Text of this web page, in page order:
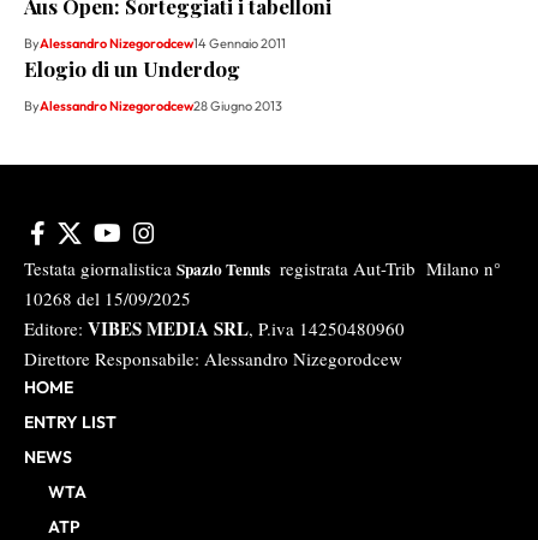
Aus Open: Sorteggiati i tabelloni
ByAlessandro Nizegorodcew14 Gennaio 2011
Elogio di un Underdog
ByAlessandro Nizegorodcew28 Giugno 2013
Testata giornalistica Spazio Tennis registrata Aut-Trib Milano n°
10268 del 15/09/2025
Editore: VIBES MEDIA SRL, P.iva 14250480960
Direttore Responsabile: Alessandro Nizegorodcew
HOME
ENTRY LIST
NEWS
WTA
ATP